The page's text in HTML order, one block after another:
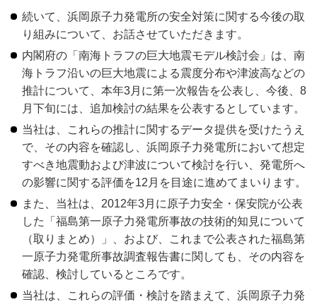
続いて、浜岡原子力発電所の安全対策に関する今後の取
り組みについて、お話させていただきます。
内閣府の「南海トラフの巨大地震モデル検討会」は、南
海トラフ沿いの巨大地震による震度分布や津波高などの
推計について、本年3月に第一次報告を公表し、今後、8
月下旬には、追加検討の結果を公表するとしています。
当社は、これらの推計に関するデータ提供を受けたうえ
で、その内容を確認し、浜岡原子力発電所において想定
すべき地震動および津波について検討を行い、発電所へ
の影響に関する評価を12月を目途に進めてまいります。
また、当社は、2012年3月に原子力安全・保安院が公表
した「福島第一原子力発電所事故の技術的知見について
（取りまとめ）」、および、これまで公表された福島第
一原子力発電所事故調査報告書に関しても、その内容を
確認、検討しているところです。
当社は、これらの評価・検討を踏まえて、浜岡原子力発